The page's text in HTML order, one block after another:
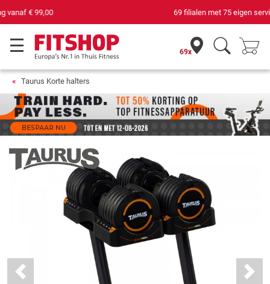
69 filialen met 75 eigen servicemonteurs
69x
Taurus Korte halters
Previous Next